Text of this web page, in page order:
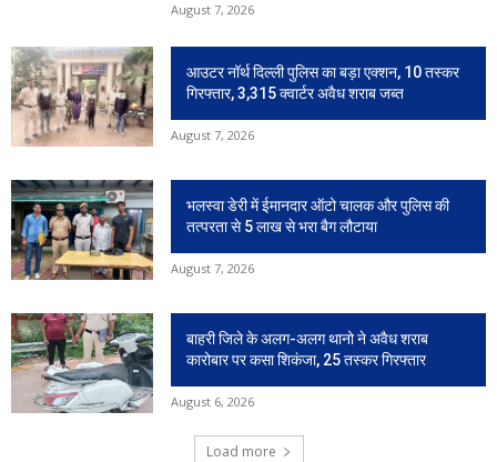
August 7, 2026
आउटर नॉर्थ दिल्ली पुलिस का बड़ा एक्शन, 10 तस्कर
गिरफ्तार, 3,315 क्वार्टर अवैध शराब जब्त
August 7, 2026
भलस्वा डेरी में ईमानदार ऑटो चालक और पुलिस की
तत्परता से 5 लाख से भरा बैग लौटाया
August 7, 2026
बाहरी जिले के अलग-अलग थानो ने अवैध शराब
कारोबार पर कसा शिकंजा, 25 तस्कर गिरफ्तार
August 6, 2026
Load more